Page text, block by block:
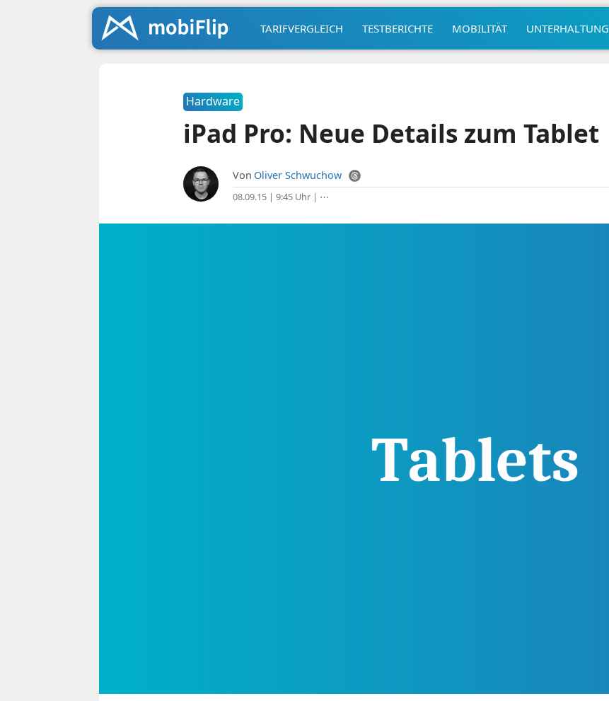
TARIFVERGLEICH TESTBERICHTE MOBILITÄT UNTERHALTUNG
Hardware
iPad Pro: Neue Details zum Tablet
Von Oliver Schwuchow
08.09.15 | 9:45 Uhr| ⋯